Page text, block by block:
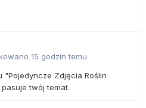
15 godzin temu
"Pojedyncze Zdjęcia Roślin
twój temat.